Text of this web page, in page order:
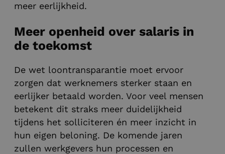
meer eerlijkheid.
Meer openheid over salaris in
de toekomst
De wet loontransparantie moet ervoor
zorgen dat werknemers sterker staan en
eerlijker betaald worden. Voor veel mensen
betekent dit straks meer duidelijkheid
tijdens het solliciteren én meer inzicht in
hun eigen beloning. De komende jaren
zullen werkgevers hun processen en